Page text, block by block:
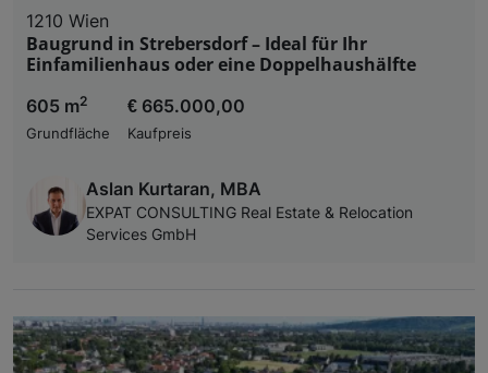
1210 Wien
Baugrund in Strebersdorf – Ideal für Ihr
Einfamilienhaus oder eine Doppelhaushälfte
605 m2
Grundfläche
€ 665.000,00
Kaufpreis
Aslan Kurtaran, MBA
EXPAT CONSULTING Real Estate & Relocation
Services GmbH